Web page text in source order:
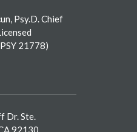
Psy.D. Chief
21778)
Dr. Ste.